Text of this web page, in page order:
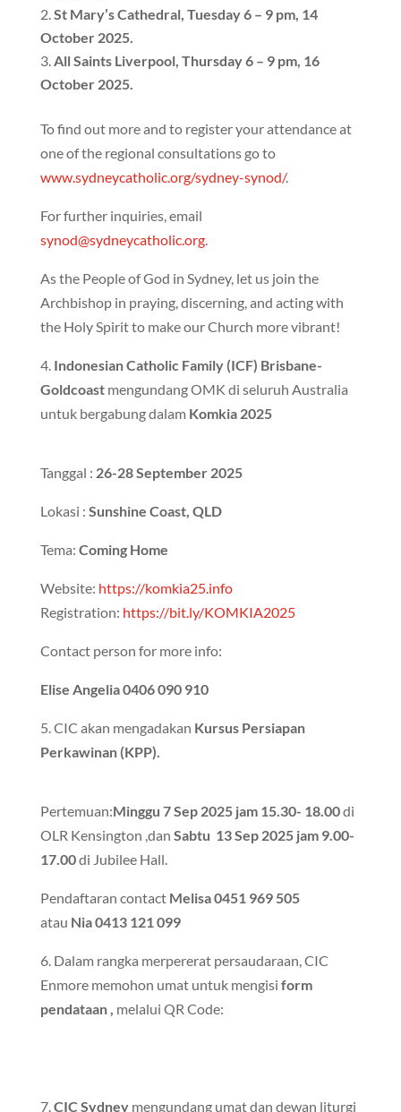
St Mary’s Cathedral, Tuesday 6 – 9 pm, 14
October 2025.
All Saints Liverpool, Thursday 6 – 9 pm, 16
October 2025.
To find out more and to register your attendance at
one of the regional consultations go to
www.sydneycatholic.org/sydney-synod/.
For further inquiries, email
synod@sydneycatholic.org.
As the People of God in Sydney, let us join the
Archbishop in praying, discerning, and acting with
the HolySpirit to make our Church more vibrant!
4. Indonesian Catholic Family (ICF) Brisbane-
Goldcoast mengundang OMK di seluruh Australia
untuk bergabung dalam Komkia 2025
Tanggal : 26-28 September 2025
Lokasi : Sunshine Coast, QLD
Tema: Coming Home
Website: https://komkia25.info
Registration: https://bit.ly/KOMKIA2025
Contact person for more info:
Elise Angelia 0406 090 910
5. CIC akan mengadakan Kursus Persiapan
Perkawinan (KPP).
Pertemuan:Minggu 7 Sep 2025 jam 15.30- 18.00di
OLR Kensington ,dan Sabtu 13 Sep 2025 jam 9.00-
17.00di Jubilee Hall.
Pendaftaran contact Melisa 0451 969 505
atau Nia 0413 121 099
6. Dalam rangka merpererat persaudaraan, CIC
Enmore memohon umat untuk mengisi form
pendataan , melalui QR Code:
7.CIC Sydneymengundang umat dan dewan liturgi